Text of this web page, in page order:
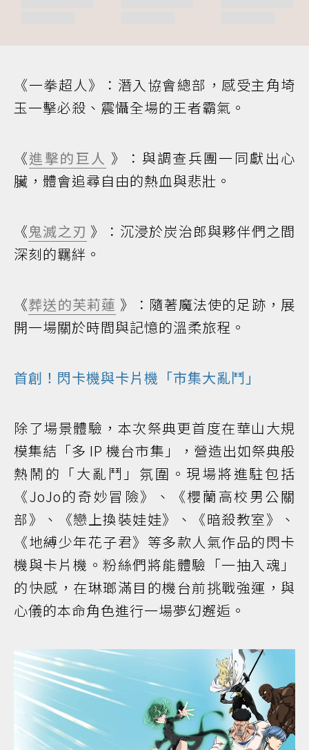
《一拳超人》：潛入協會總部，感受主角埼
玉一擊必殺、震懾全場的王者霸氣。
《進擊的巨人 》：與調查兵團一同獻出心
臟，體會追尋自由的熱血與悲壯。
《鬼滅之刃 》：沉浸於炭治郎與夥伴們之間
深刻的羈絆。
《葬送的芙莉蓮 》：隨著魔法使的足跡，展
開一場關於時間與記憶的溫柔旅程。
首創！閃卡機與卡片機「市集大亂鬥」
除了場景體驗，本次祭典更首度在華山大規
模集結「多 IP 機台市集」，營造出如祭典般
熱鬧的「大亂鬥」氛圍。現場將進駐包括
《JoJo的奇妙冒險》、《櫻蘭高校男公關
部》、《戀上換裝娃娃》、《暗殺教室》、
《地縛少年花子君》等多款人氣作品的閃卡
機與卡片機。粉絲們將能體驗「一抽入魂」
的快感，在琳瑯滿目的機台前挑戰強運，與
心儀的本命角色進行一場夢幻邂逅。